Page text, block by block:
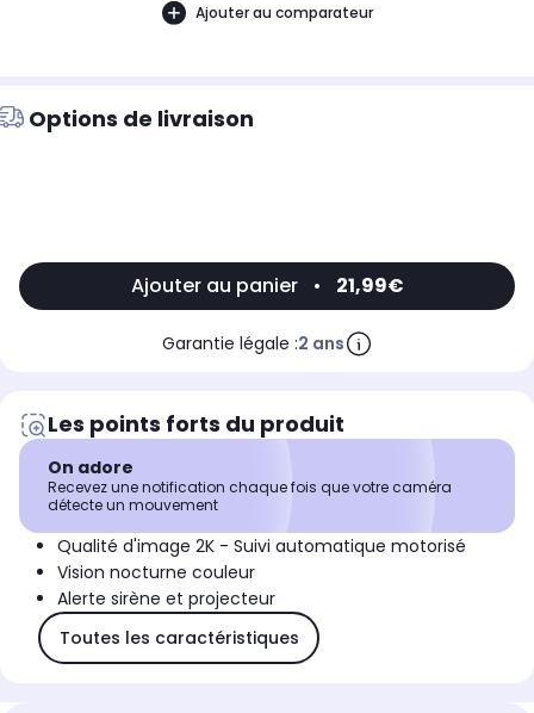
Ajouter au comparateur
Options de livraison
Ajouter au panier • 21,99€
Garantie légale :2 ans
Les points forts du produit
On adore
Recevez une notification chaque fois que votre caméra
détecte un mouvement
Qualité d'image 2K - Suivi automatique motorisé
Vision nocturne couleur
Alerte sirène et projecteur
Toutes les caractéristiques